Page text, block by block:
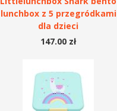
lunchbox z 5 przegródkami
dla dzieci
147.00 zł